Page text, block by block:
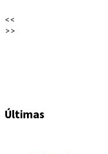
<<
>>
Últimas